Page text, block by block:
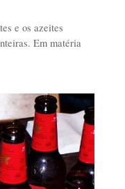
e os azeites
Em matéria